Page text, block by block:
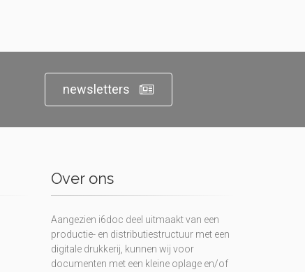
newsletters
Over ons
Aangezien i6doc deel uitmaakt van een
productie- en distributiestructuur met een
digitale drukkerij, kunnen wij voor
documenten met een kleine oplage en/of